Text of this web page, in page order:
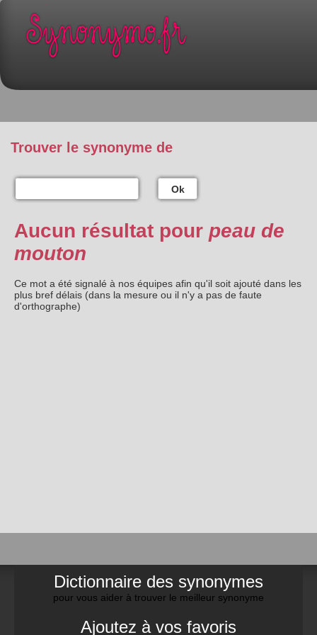
Trouver le synonyme de
Ok
Aucun résultat pour peau de
mouton
Ce mot a été signalé à nos équipes afin qu'il soit ajouté dans les
plus bref délais (dans la mesure ou il n'y a pas de faute
d'orthographe)
Dictionnaire des synonymes
pour vous aider à trouver le meilleur synonyme
Ajoutez à vos favoris